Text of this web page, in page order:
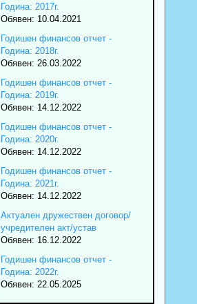
Година: 2017г.
Обявен: 10.04.2021
Годишен финансов отчет -
Година: 2018г.
Обявен: 26.03.2022
Годишен финансов отчет -
Година: 2019г.
Обявен: 14.12.2022
Годишен финансов отчет -
Година: 2020г.
Обявен: 14.12.2022
Годишен финансов отчет -
Година: 2021г.
Обявен: 14.12.2022
Актуален дружествен договор/
учредителен акт/устав
Обявен: 16.12.2022
Годишен финансов отчет -
Година: 2022г.
Обявен: 22.05.2025